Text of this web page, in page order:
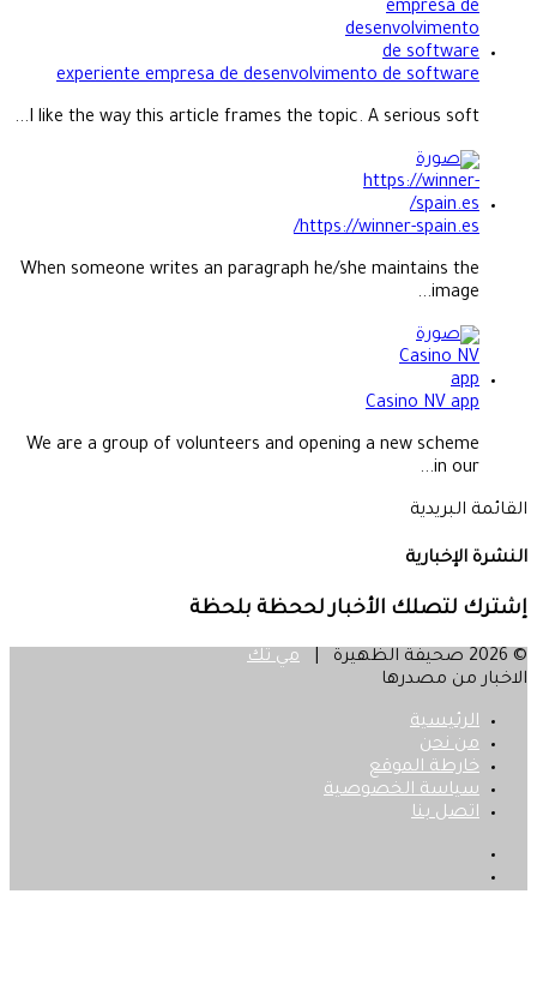
experiente empresa de desenvolvimento de software
I like the way this article frames the topic. A serious soft...
https://winner-spain.es/
When someone writes an paragraph he/she maintains the
image...
Casino NV app
We are a group of volunteers and opening a new scheme
in our...
القائمة البريدية
النشرة الإخبارية
إشترك لتصلك الأخبار لححظة بلحظة
© 2026 صحيفة الظهيرة |
مي تك
الاخبار من مصدرها
الرئيسية
من نحن
خارطة الموقع
سياسة الخصوصية
اتصل بنا